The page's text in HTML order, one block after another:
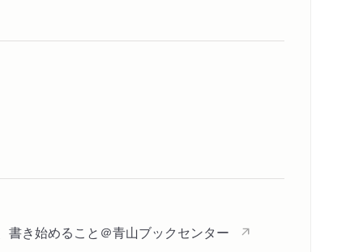
書き始めること＠青山ブックセンター